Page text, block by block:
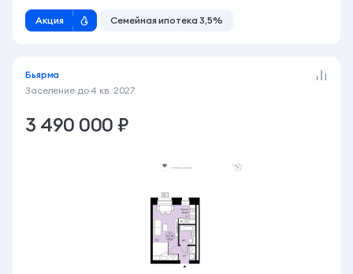
Акция Семейная ипотека 3,5%
Бьярма
Заселение до4 кв. 2027
3 490 000 ₽